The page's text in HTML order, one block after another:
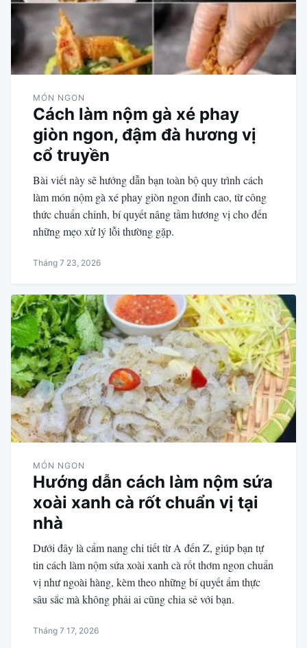
MÓN NGON
Cách làm nộm gà xé phay
giòn ngon, đậm đà hương vị
cổ truyền
Bài viết này sẽ hướng dẫn bạn toàn bộ quy trình cách
làm món nộm gà xé phay giòn ngon đỉnh cao, từ công
thức chuẩn chỉnh, bí quyết nâng tầm hương vị cho đến
những mẹo xử lý lỗi thường gặp.
Tháng 7 23, 2026
MÓN NGON
Hướng dẫn cách làm nộm sứa
xoài xanh cà rốt chuẩn vị tại
nhà
Dưới đây là cẩm nang chi tiết từ A đến Z, giúp bạn tự
tin cách làm nộm sứa xoài xanh cà rốt thơm ngon chuẩn
vị như ngoài hàng, kèm theo những bí quyết ẩm thực
sâu sắc mà không phải ai cũng chia sẻ với bạn.
Tháng 7 17, 2026